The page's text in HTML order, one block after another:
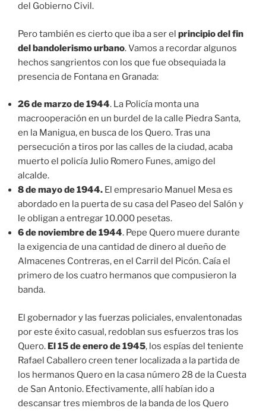
del Gobierno Civil.
Pero también es cierto que iba a ser el principio del fin
del bandolerismo urbano. Vamos a recordar algunos
hechos sangrientos con los que fue obsequiada la
presencia de Fontana en Granada:
26 de marzo de 1944. La Policía monta una
macrooperación en un burdel de la calle Piedra Santa,
en la Manigua, en busca de los Quero. Tras una
persecución a tiros por las calles de la ciudad, acaba
muerto el policía Julio Romero Funes, amigo del
alcalde.
8 de mayo de 1944. El empresario Manuel Mesa es
abordado en la puerta de su casa del Paseo del Salón y
le obligan a entregar 10.000 pesetas.
6 de noviembre de 1944. Pepe Quero muere durante
la exigencia de una cantidad de dinero al dueño de
Almacenes Contreras, en el Carril del Picón. Caía el
primero de los cuatro hermanos que compusieron la
banda.
El gobernador y las fuerzas policiales, envalentonadas
por este éxito casual, redoblan sus esfuerzos tras los
Quero. El 15 de enero de 1945, los espías del teniente
Rafael Caballero creen tener localizada a la partida de
los hermanos Quero en la casa número 28 de la Cuesta
de San Antonio. Efectivamente, allí habían ido a
descansar tres miembros de la banda de los Quero